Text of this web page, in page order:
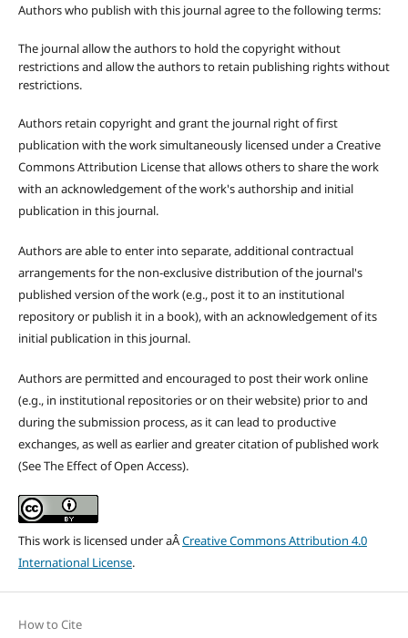
Authors who publish with this journal agree to the following terms:
The journal allow the authors to hold the copyright without
restrictions and allow the authors to retain publishing rights without
restrictions.
Authors retain copyright and grant the journal right of first
publication with the work simultaneously licensed under a Creative
Commons Attribution License that allows others to share the work
with an acknowledgement of the work's authorship and initial
publication in this journal.
Authors are able to enter into separate, additional contractual
arrangements for the non-exclusive distribution of the journal's
published version of the work (e.g., post it to an institutional
repository or publish it in a book), with an acknowledgement of its
initial publication in this journal.
Authors are permitted and encouraged to post their work online
(e.g., in institutional repositories or on their website) prior to and
during the submission process, as it can lead to productive
exchanges, as well as earlier and greater citation of published work
(See The Effect of Open Access).
This work is licensed under aÂCreative Commons Attribution 4.0
International License.
How to Cite